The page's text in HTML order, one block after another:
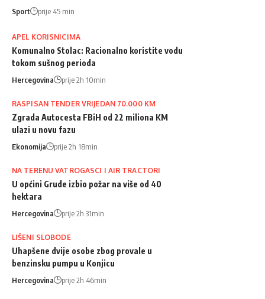
Sport prije 45 min
APEL KORISNICIMA
Komunalno Stolac: Racionalno koristite vodu
tokom sušnog perioda
Hercegovina prije 2h 10min
RASPISAN TENDER VRIJEDAN 70.000 KM
Zgrada Autocesta FBiH od 22 miliona KM
ulazi u novu fazu
Ekonomija prije 2h 18min
NA TERENU VATROGASCI I AIR TRACTORI
U općini Grude izbio požar na više od 40
hektara
Hercegovina prije 2h 31min
LIŠENI SLOBODE
Uhapšene dvije osobe zbog provale u
benzinsku pumpu u Konjicu
Hercegovina prije 2h 46min